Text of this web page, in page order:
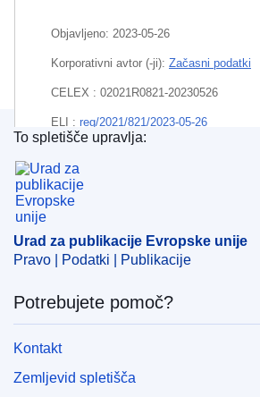
Objavljeno: 2023-05-26
Korporativni avtor (-ji): Začasni podatki
CELEX : 02021R0821-20230526
ELI : reg/2021/821/2023-05-26
EDITION : 6f9f3cfc-a75c-11ed-b508-
EDITION : 517ba936-cd27-11ec-a95f-
EDITION : 49827812-7de6-11ec-8c40-
EDITION : f1294542-b46e-11ee-b164-
EDITION : f6802503-b15e-11ef-acb1-
EDITION : b65a977a-e5ca-11f0-8d3c-
Urad za publikacije Evropske
To spletišče upravlja:
Urad za publikacije Evropske unije
Pravo | Podatki | Publikacije
Potrebujete pomoč?
Kontakt
Zemljevid spletišča